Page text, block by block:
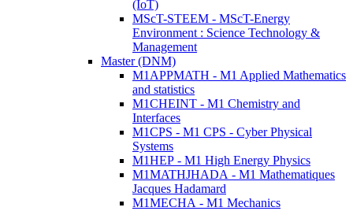
(IoT)
MScT-STEEM - MScT-Energy
Environment : Science Technology &
Management
Master (DNM)
M1APPMATH - M1 Applied Mathematics
and statistics
M1CHEINT - M1 Chemistry and
Interfaces
M1CPS - M1 CPS - Cyber Physical
Systems
M1HEP - M1 High Energy Physics
M1MATHJHADA - M1 Mathematiques
Jacques Hadamard
M1MECHA - M1 Mechanics